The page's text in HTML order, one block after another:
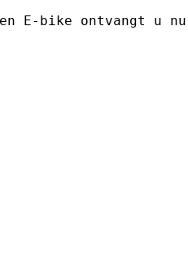
E-bike ontvangt u nu